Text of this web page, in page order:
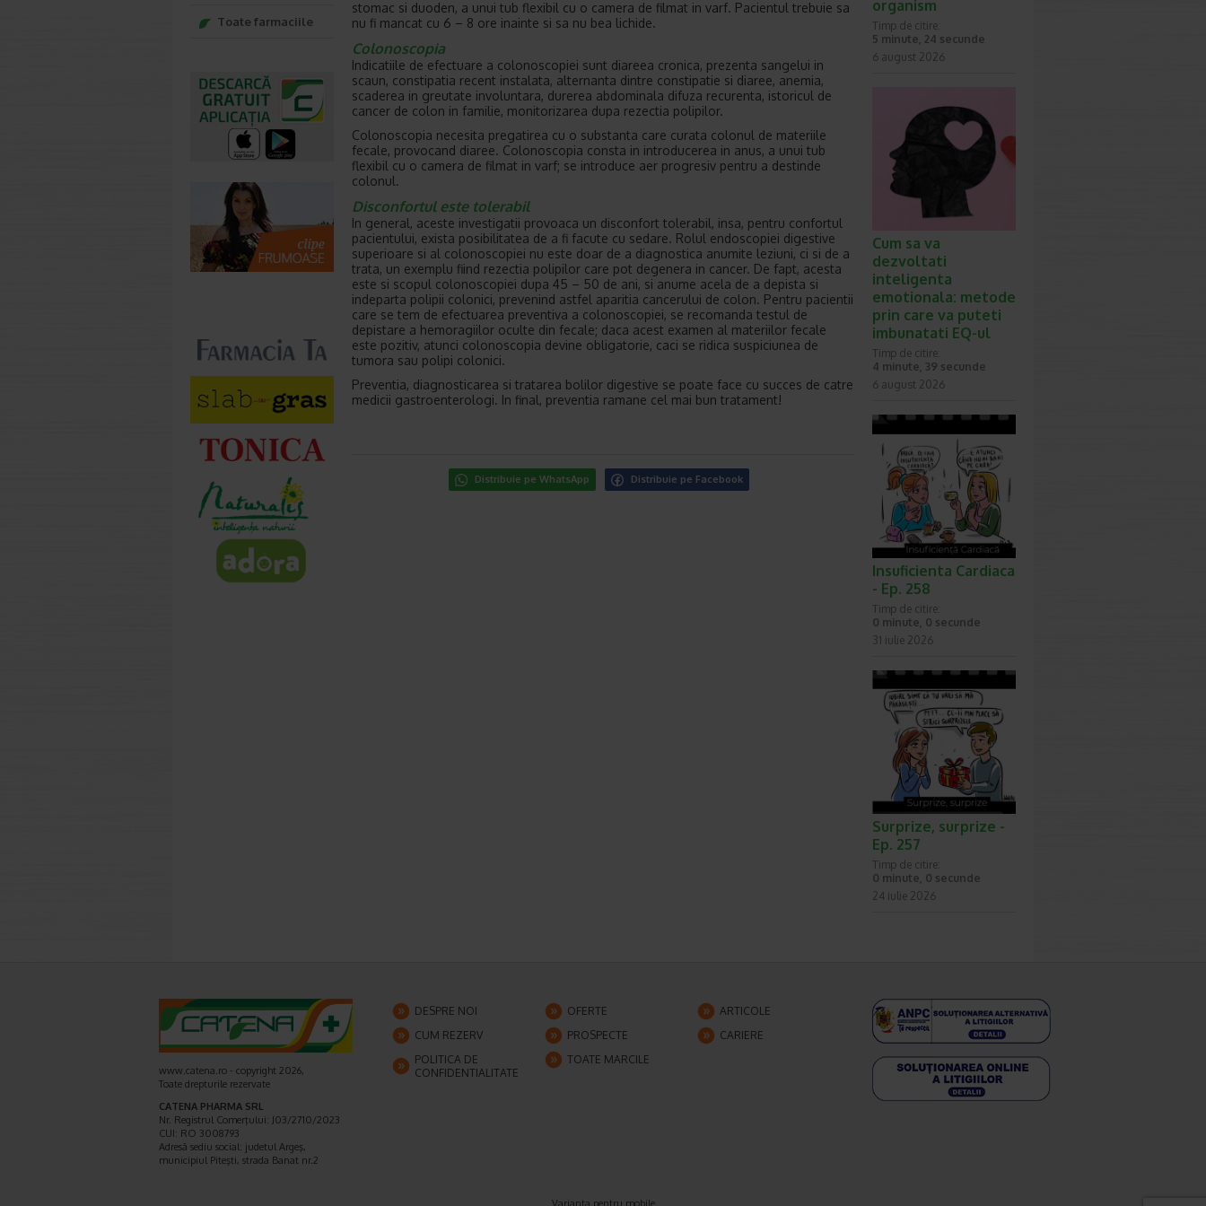
stomac si duoden, a unui tub flexibil cu o camera de filmat in varf. Pacientul trebuie sa
nu fi mancat cu 6 – 8 ore inainte si sa nu bea lichide.
Colonoscopia
Indicatiile de efectuare a colonoscopiei sunt diareea cronica, prezenta sangelui in
scaun, constipatia recent instalata, alternanta dintre constipatie si diaree, anemia,
scaderea in greutate involuntara, durerea abdominala difuza recurenta, istoricul de
cancer de colon in familie, monitorizarea dupa rezectia polipilor.
Colonoscopia necesita pregatirea cu o substanta care curata colonul de materiile
fecale, provocand diaree. Colonoscopia consta in introducerea in anus, a unui tub
flexibil cu o camera de filmat in varf; se introduce aer progresiv pentru a destinde
colonul.
Disconfortul este tolerabil
In general, aceste investigatii provoaca un disconfort tolerabil, insa, pentru confortul
pacientului, exista posibilitatea de a fi facute cu sedare. Rolul endoscopiei digestive
superioare si al colonoscopiei nu este doar de a diagnostica anumite leziuni, ci si de a
trata, un exemplu fiind rezectia polipilor care pot degenera in cancer. De fapt, acesta
este si scopul colonoscopiei dupa 45 – 50 de ani, si anume acela de a depista si
indeparta polipii colonici, prevenind astfel aparitia cancerului de colon. Pentru pacientii
care se tem de efectuarea preventiva a colonoscopiei, se recomanda testul de
depistare a hemoragiilor oculte din fecale; daca acest examen al materiilor fecale
este pozitiv, atunci colonoscopia devine obligatorie, caci se ridica suspiciunea de
tumora sau polipi colonici.
Preventia, diagnosticarea si tratarea bolilor digestive se poate face cu succes de catre
medicii gastroenterologi. In final, preventia ramane cel mai bun tratament!
Distribuie pe WhatsApp Distribuie pe Facebook
Toate farmaciile
organism
Timp de citire:
5 minute, 24 secunde
6 august 2026
Cum sa va
dezvoltati
inteligenta
emotionala: metode
prin care va puteti
imbunatati EQ-ul
Timp de citire:
4 minute, 39 secunde
6 august 2026
Insuficienta Cardiaca
- Ep. 258
Timp de citire:
0 minute, 0 secunde
31 iulie 2026
Surprize, surprize -
Ep. 257
Timp de citire:
0 minute, 0 secunde
24 iulie 2026
www.catena.ro - copyright 2026,
Toate drepturile rezervate
CATENA PHARMA SRL
Nr. Registrul Comerţului: J03/2710/2023
CUI: RO 3008793
Adresă sediu social: judetul Argeş,
municipiul Piteşti, strada Banat nr.2
DESPRE NOI OFERTE
ARTICOLE
CUM REZERV
PROSPECTE
CARIERE
POLITICA DE
CONFIDENTIALITATE
TOATE MARCILE
Varianta pentru mobile